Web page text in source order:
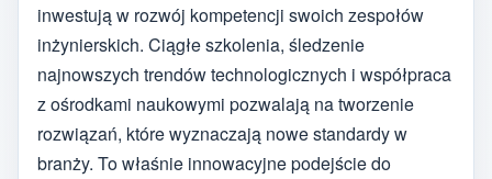
inwestują w rozwój kompetencji swoich zespołów
inżynierskich. Ciągłe szkolenia, śledzenie
najnowszych trendów technologicznych i współpraca
z ośrodkami naukowymi pozwalają na tworzenie
rozwiązań, które wyznaczają nowe standardy w
branży. To właśnie innowacyjne podejście do